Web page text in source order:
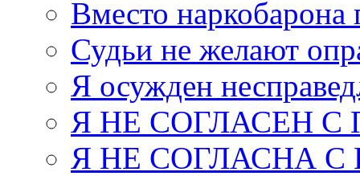
Вместо
Судьи не желают
Я осужден
Я НЕ СОГЛАСЕН
Я НЕ СОГЛАСНА